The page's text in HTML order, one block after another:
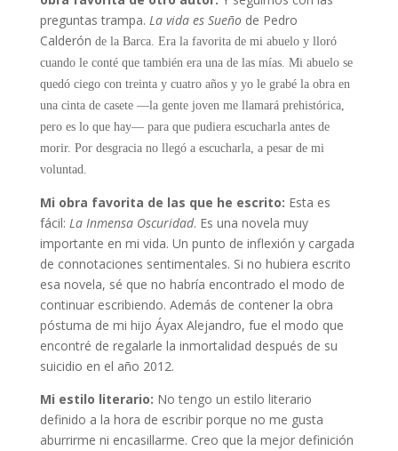
preguntas trampa. La vida es Sueñode Pedro
Calderón de la Barca. Era la favorita de mi abuelo y lloró
cuando le conté que también era una de las mías. Mi abuelo se
quedó ciego con treinta y cuatro años y yo le grabé la obra en
una cinta de casete —la gente joven me llamará prehistórica,
pero es lo que hay— para que pudiera escucharla antes de
morir. Por desgracia no llegó a escucharla, a pesar de mi
voluntad.
Mi obra favorita de las que he escrito: Esta es
fácil: La Inmensa Oscuridad. Es una novela muy
importante en mi vida. Un punto de inflexión y cargada
de connotaciones sentimentales. Si no hubiera escrito
esa novela, sé que no habría encontrado el modo de
continuar escribiendo. Además de contener la obra
póstuma de mi hijo Áyax Alejandro, fue el modo que
encontré de regalarle la inmortalidad después de su
suicidio en el año 2012.
Mi estilo literario: No tengo un estilo literario
definido a la hora de escribir porque no me gusta
aburrirme ni encasillarme. Creo que la mejor definición